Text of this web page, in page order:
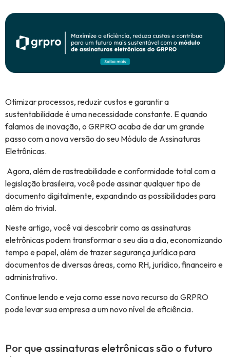
Otimizar processos, reduzir custos e garantir a
sustentabilidade é uma necessidade constante. E quando
falamos de inovação, o GRPRO acaba de dar um grande
passo com a nova versão do seu Módulo de Assinaturas
Eletrônicas.
Agora, além de rastreabilidade e conformidade total com a
legislação brasileira, você pode assinar qualquer tipo de
documento digitalmente, expandindo as possibilidades para
além do trivial.
Neste artigo, você vai descobrir como as assinaturas
eletrônicas podem transformar o seu dia a dia, economizando
tempo e papel, além de trazer segurança jurídica para
documentos de diversas áreas, como RH, jurídico, financeiro e
administrativo.
Continue lendo e veja como esse novo recurso do GRPRO
pode levar sua empresa a um novo nível de eficiência.
Por que assinaturas eletrônicas são o futuro